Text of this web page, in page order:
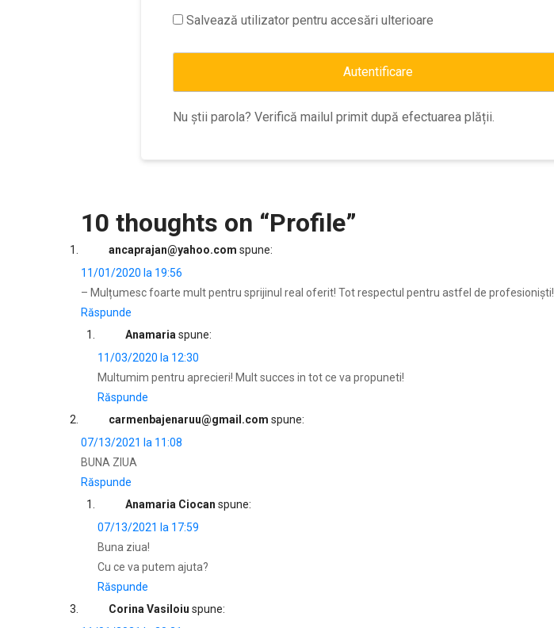
Salvează utilizator pentru accesări ulterioare
Autentificare
Nu știi parola? Verifică mailul primit după efectuarea plății.
10 thoughts on “Profile”
ancaprajan@yahoo.com spune:
11/01/2020 la 19:56
– Mulțumesc foarte mult pentru sprijinul real oferit! Tot respectul pentru astfel de profesioniști!
Răspunde
Anamaria spune:
11/03/2020 la 12:30
Multumim pentru aprecieri! Mult succes in tot ce va propuneti!
Răspunde
carmenbajenaruu@gmail.com spune:
07/13/2021 la 11:08
BUNA ZIUA
Răspunde
Anamaria Ciocan spune:
07/13/2021 la 17:59
Buna ziua!
Cu ce va putem ajuta?
Răspunde
Corina Vasiloiu spune: